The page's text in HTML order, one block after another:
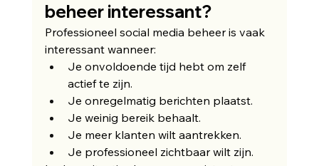
beheer interessant?
Professioneel social media beheer is vaak
interessant wanneer:
Je onvoldoende tijd hebt om zelf
actief te zijn.
Je onregelmatig berichten plaatst.
Je weinig bereik behaalt.
Je meer klanten wilt aantrekken.
Je professioneel zichtbaar wilt zijn.